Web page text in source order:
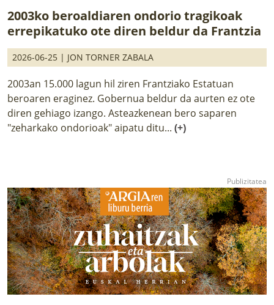
2003ko beroaldiaren ondorio tragikoak
errepikatuko ote diren beldur da Frantzia
2026-06-25 | JON TORNER ZABALA
2003an 15.000 lagun hil ziren Frantziako Estatuan
beroaren eraginez. Gobernua beldur da aurten ez ote
diren gehiago izango. Asteazkenean bero saparen
"zeharkako ondorioak" aipatu ditu... (+)